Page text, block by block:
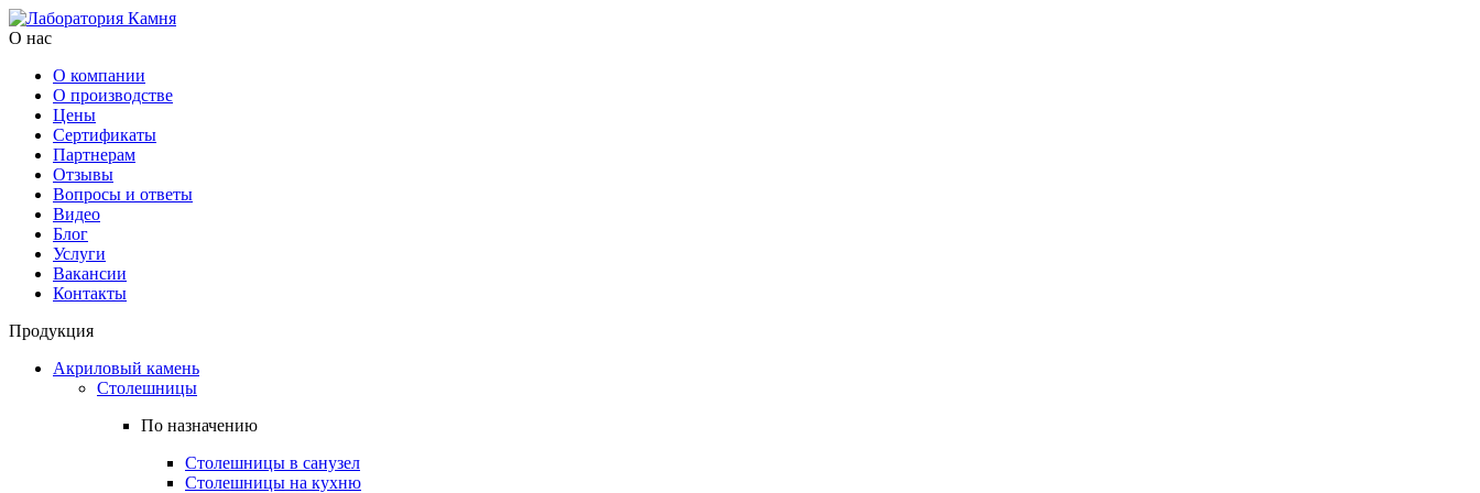
О нас
О компании
О производстве
Цены
Cертификаты
Партнерам
Отзывы
Вопросы и ответы
Видео
Блог
Услуги
Вакансии
Контакты
Продукция
Акриловый камень
Столешницы
По назначению
Столешницы в санузел
Столешницы на кухню